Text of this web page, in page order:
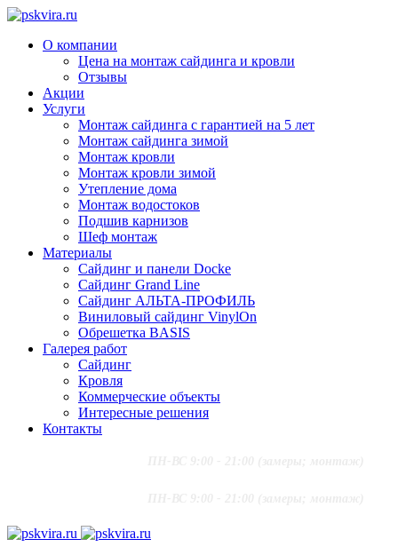
О компании
Цена на монтаж сайдинга и кровли
Отзывы
Акции
Услуги
Монтаж сайдинга с гарантией на 5 лет
Монтаж сайдинга зимой
Монтаж кровли
Монтаж кровли зимой
Утепление дома
Монтаж водостоков
Подшив карнизов
Шеф монтаж
Материалы
Сайдинг и панели Docke
Сайдинг Grand Line
Сайдинг АЛЬТА-ПРОФИЛЬ
Виниловый сайдинг VinylOn
Обрешетка BASIS
Галерея работ
Сайдинг
Кровля
Коммерческие объекты
Интересные решения
Контакты